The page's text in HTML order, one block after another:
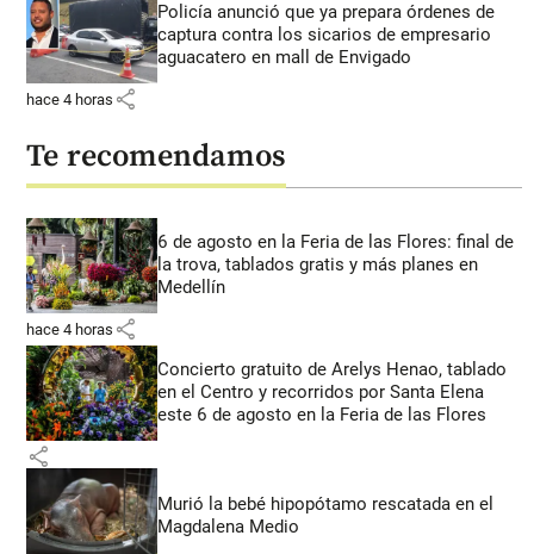
Policía anunció que ya prepara órdenes de
captura contra los sicarios de empresario
aguacatero en mall de Envigado
hace 4 horas share
Te recomendamos
6 de agosto en la Feria de las Flores: final de
la trova, tablados gratis y más planes en
Medellín
hace 4 horas share
Concierto gratuito de Arelys Henao, tablado
en el Centro y recorridos por Santa Elena
este 6 de agosto en la Feria de las Flores
share
Murió la bebé hipopótamo rescatada en el
Magdalena Medio